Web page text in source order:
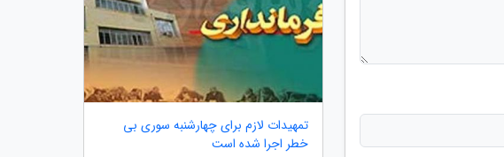
تمهیدات لازم برای چهارشنبه سوری بی
خطر اجرا شده است